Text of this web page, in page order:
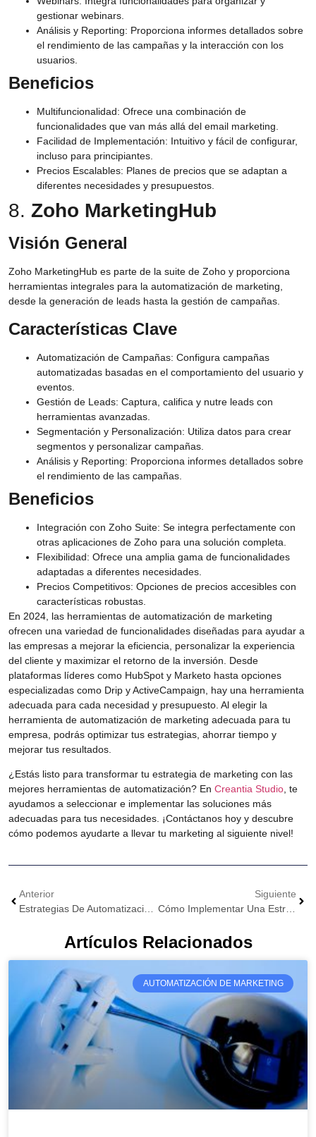
gestionar webinars.
Análisis y Reporting: Proporciona informes detallados sobre
el rendimiento de las campañas y la interacción con los
usuarios.
Beneficios
Multifuncionalidad: Ofrece una combinación de
funcionalidades que van más allá del email marketing.
Facilidad de Implementación: Intuitivo y fácil de configurar,
incluso para principiantes.
Precios Escalables: Planes de precios que se adaptan a
diferentes necesidades y presupuestos.
8. Zoho MarketingHub
Visión General
Zoho MarketingHub es parte de la suite de Zoho y proporciona
herramientas integrales para la automatización de marketing,
desde la generación de leads hasta la gestión de campañas.
Características Clave
Automatización de Campañas: Configura campañas
automatizadas basadas en el comportamiento del usuario y
eventos.
Gestión de Leads: Captura, califica y nutre leads con
herramientas avanzadas.
Segmentación y Personalización: Utiliza datos para crear
segmentos y personalizar campañas.
Análisis y Reporting: Proporciona informes detallados sobre
el rendimiento de las campañas.
Beneficios
Integración con Zoho Suite: Se integra perfectamente con
otras aplicaciones de Zoho para una solución completa.
Flexibilidad: Ofrece una amplia gama de funcionalidades
adaptadas a diferentes necesidades.
Precios Competitivos: Opciones de precios accesibles con
características robustas.
En 2024, las herramientas de automatización de marketing
ofrecen una variedad de funcionalidades diseñadas para ayudar a
las empresas a mejorar la eficiencia, personalizar la experiencia
del cliente y maximizar el retorno de la inversión. Desde
plataformas líderes como HubSpot y Marketo hasta opciones
especializadas como Drip y ActiveCampaign, hay una herramienta
adecuada para cada necesidad y presupuesto. Al elegir la
herramienta de automatización de marketing adecuada para tu
empresa, podrás optimizar tus estrategias, ahorrar tiempo y
mejorar tus resultados.
¿Estás listo para transformar tu estrategia de marketing con las
mejores herramientas de automatización? En Creantia Studio , te
ayudamos a seleccionar e implementar las soluciones más
adecuadas para tus necesidades. ¡Contáctanos hoy y descubre
cómo podemos ayudarte a llevar tu marketing al siguiente nivel!
Anterior
Siguiente
Cómo Implementar Una Estrategia De Marketing Personalizado Con IA
Artículos Relacionados
AUTOMATIZACIÓN DE MARKETING